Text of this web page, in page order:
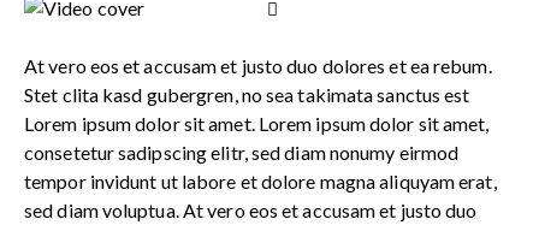
At vero eos et accusam et justo duo dolores et ea rebum.
Stet clita kasd gubergren, no sea takimata sanctus est
Lorem ipsum dolor sit amet. Lorem ipsum dolor sit amet,
consetetur sadipscing elitr, sed diam nonumy eirmod
tempor invidunt ut labore et dolore magna aliquyam erat,
sed diam voluptua. At vero eos et accusam et justo duo